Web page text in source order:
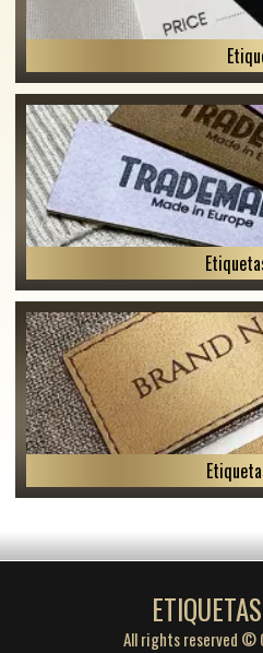
All rights reserved ©